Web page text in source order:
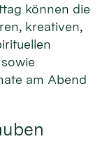
können die
kreativen,
am Abend